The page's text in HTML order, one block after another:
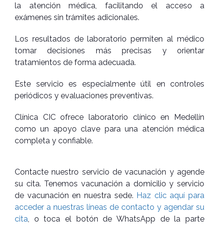
la atención médica, facilitando el acceso a
exámenes sin trámites adicionales.
Los resultados de laboratorio permiten al médico
tomar decisiones más precisas y orientar
tratamientos de forma adecuada.
Este servicio es especialmente útil en controles
periódicos y evaluaciones preventivas.
Clínica CIC ofrece laboratorio clínico en Medellín
como un apoyo clave para una atención médica
completa y confiable.
Contacte nuestro servicio de vacunación y agende
su cita. Tenemos vacunación a domicilio y servicio
de vacunación en nuestra sede. Haz clic aquí para
acceder a nuestras líneas de contacto y agendar su
cita , o toca el botón de WhatsApp de la parte